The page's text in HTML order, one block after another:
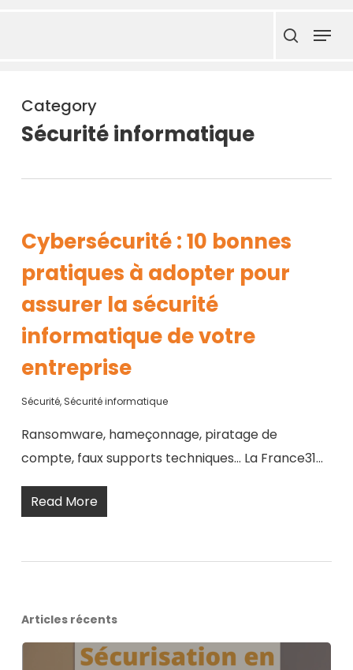
search
Menu
Category
Sécurité informatique
Cybersécurité : 10 bonnes
pratiques à adopter pour
assurer la sécurité
informatique de votre
entreprise
Sécurité, Sécurité informatique
Ransomware, hameçonnage, piratage de
compte, faux supports techniques… La France31…
Read More
Articles récents